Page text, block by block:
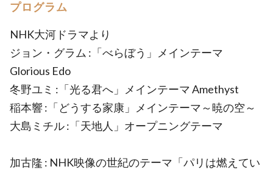
プログラム
NHK大河ドラマより
ジョン・グラム :「べらぼう」メインテーマ
Glorious Edo
冬野ユミ :「光る君へ」メインテーマ Amethyst
稲本響 :「どうする家康」メインテーマ～暁の空～
大島ミチル :「天地人」オープニングテーマ
加古隆 : NHK映像の世紀のテーマ「パリは燃えてい